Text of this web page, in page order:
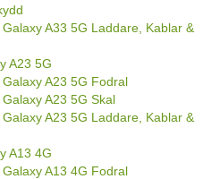
A33 5G Laddare, Kablar &
A23 5G
A23 5G Fodral
A23 5G Skal
A23 5G Laddare, Kablar &
A13 4G
A13 4G Fodral